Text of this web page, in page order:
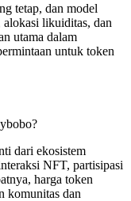
tetap, dan model
likuiditas, dan
utama dalam
untuk token
dari ekosistem
NFT, partisipasi
harga token
komunitas dan